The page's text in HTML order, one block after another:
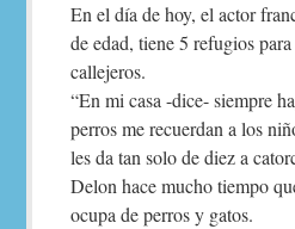
En el día de hoy, el actor
de edad, tiene 5 refugios
callejeros.
“En mi casa -dice- siempre
perros me recuerdan a los
les da tan solo de diez a
Delon hace mucho tiempo
ocupa de perros y gatos.